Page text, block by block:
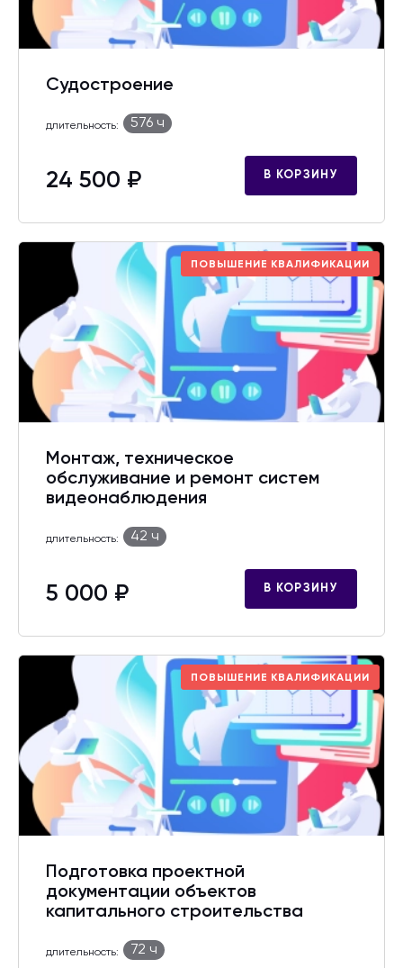
Судостроение
длительность: 576 ч
24 500 ₽ В КОРЗИНУ
ПОВЫШЕНИЕ КВАЛИФИКАЦИИ
Монтаж, техническое
обслуживание и ремонт систем
видеонаблюдения
длительность: 42 ч
5 000 ₽ В КОРЗИНУ
ПОВЫШЕНИЕ КВАЛИФИКАЦИИ
Подготовка проектной
документации объектов
капитального строительства
длительность: 72 ч